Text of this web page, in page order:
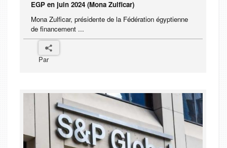
EGP en juin 2024 (Mona Zulficar)
Mona Zulficar, présidente de la Fédération égyptienne
de financement ...
Par